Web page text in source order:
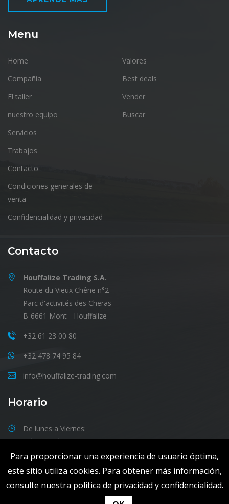
Para proporcionar una experiencia de usuario óptima,
este sitio utiliza cookies. Para obtener más información,
consulte nuestra política de privacidad y confidencialidad.
Menu
Home
Compañía
El taller
nuestro equipo
Servicios
Trabajos
Contacto
Condiciones generales de
venta
Confidencialidad y privacidad
Valores
Best deals
Vender
Buscar
Contacto
Houffalize Trading S.A.
Route du Vieux Chêne n°2
Parc d'activités des Cheras
B-6661 Mont - Houffalize
+32 61 23 00 80
+32 478 74 95 84
info@houffalize-trading.com
Horario
De lunes a Viernes:
09h00 - 18h00
Copyrights © 2019 All Rights Reserved. Website by